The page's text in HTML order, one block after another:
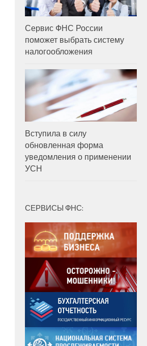
Сервис ФНС России
поможет выбрать систему
налогообложения
Вступила в силу
обновленная форма
уведомления о применении
УСН
СЕРВИСЫ ФНС: